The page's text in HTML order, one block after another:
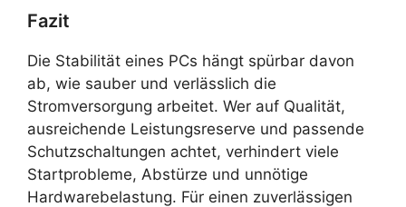
Fazit
Die Stabilität eines PCs hängt spürbar davon
ab, wie sauber und verlässlich die
Stromversorgung arbeitet. Wer auf Qualität,
ausreichende Leistungsreserve und passende
Schutzschaltungen achtet, verhindert viele
Startprobleme, Abstürze und unnötige
Hardwarebelastung. Für einen zuverlässigen